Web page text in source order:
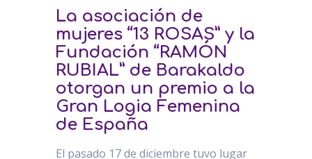
La asociación de
mujeres “13 ROSAS” y la
Fundación “RAMÓN
RUBIAL” de Barakaldo
otorgan un premio a la
Gran Logia Femenina
de España
El pasado 17 de diciembre tuvo lugar